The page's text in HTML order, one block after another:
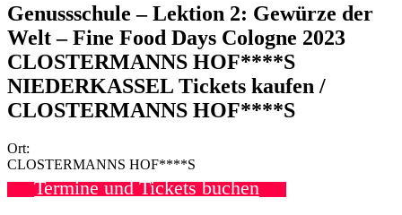
Genussschule – Lektion 2: Gewürze der
Welt – Fine Food Days Cologne 2023
CLOSTERMANNS HOF****S
NIEDERKASSEL Tickets kaufen /
CLOSTERMANNS HOF****S
Ort:
CLOSTERMANNS HOF****S
Termine und Tickets buchen